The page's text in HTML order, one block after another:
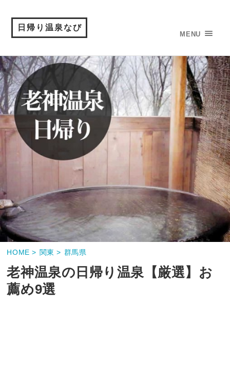
日帰り温泉なび
MENU
HOME > 関東 > 群馬県
老神温泉の日帰り温泉【厳選】お
薦め9選